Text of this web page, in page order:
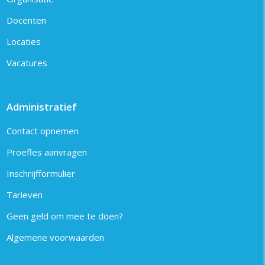
Docenten
Locaties
Vacatures
Administratief
Contact opnemen
Proefles aanvragen
Inschrijfformulier
Tarieven
Geen geld om mee te doen?
Algemene voorwaarden